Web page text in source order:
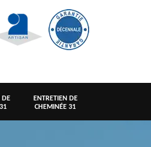
DE
ENTRETIEN DE
CHEMINÉE 31